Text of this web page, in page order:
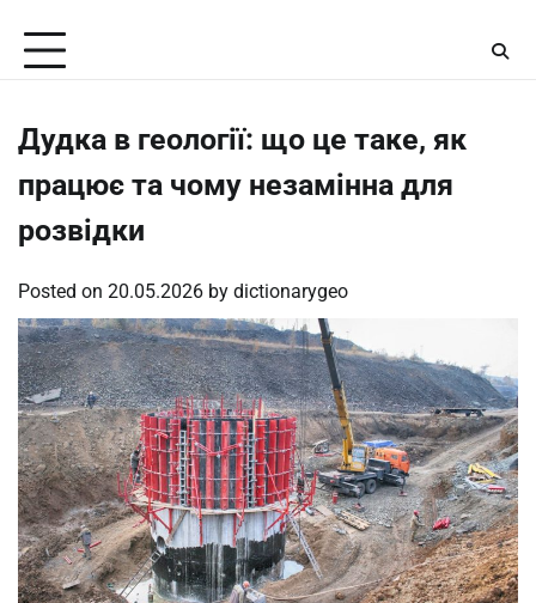
content
Дудка в геології: що це таке, як
працює та чому незамінна для
розвідки
Posted on 20.05.2026 by dictionarygeo